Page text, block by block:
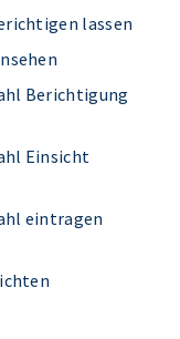
lassen
Berichtigung
Einsicht
eintragen